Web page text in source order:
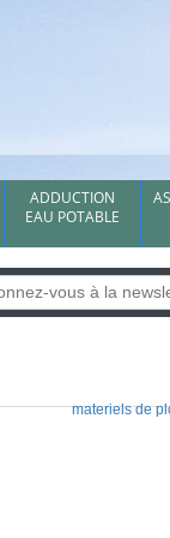
ADDUCTION
EAU POTABLE
materiels de